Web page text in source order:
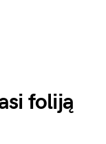
foliją